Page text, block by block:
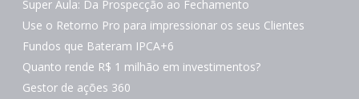
Super Aula: Da Prospecção ao Fechamento
Use o Retorno Pro para impressionar os seus Clientes
Fundos que Bateram IPCA+6
Quanto rende R$ 1 milhão em investimentos?
Gestor de ações 360